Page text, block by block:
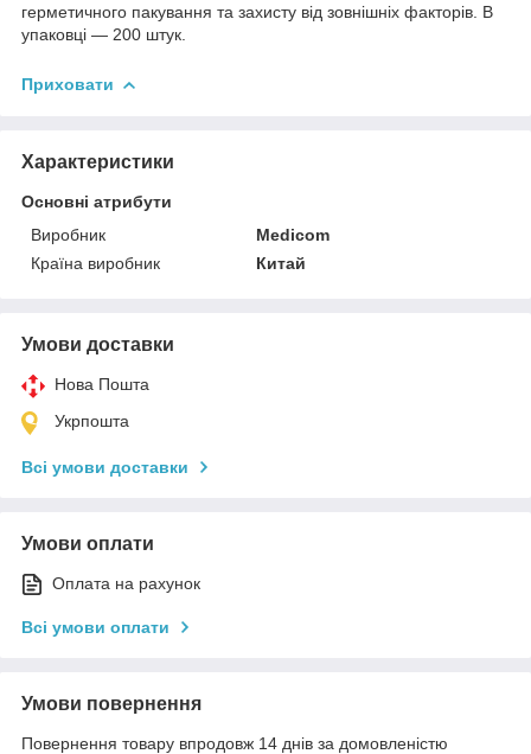
герметичного пакування та захисту від зовнішніх факторів. В
упаковці — 200 штук.
Приховати
Характеристики
Основні атрибути
Виробник
Medicom
Країна виробник
Китай
Умови доставки
Нова Пошта
Укрпошта
Всі умови доставки
Умови оплати
Оплата на рахунок
Всі умови оплати
Умови повернення
Повернення товару впродовж 14 днів за домовленістю